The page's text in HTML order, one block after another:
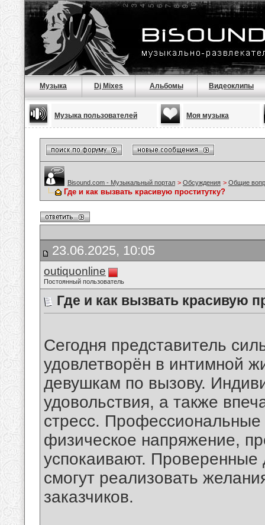
Музыка Dj Mixes Альбомы Видеоклипы
Музыка пользователей Моя музыка
Bisound.com - Музыкальный портал > Обсуждения > Общие
Где и как вызвать красивую проститутку?
23.06.2025, 10:05
outiquonline
Постоянный пользователь
Где и как вызвать красивую
Сегодня представитель
удовлетворён в интимной
девушкам по вызову.
удовольствия, а также
стресс.
физическое напряжение,
успокаивают.
смогут реализовать
заказчиков.